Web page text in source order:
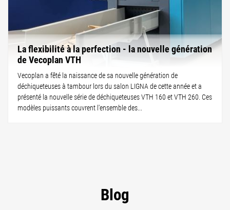
La flexibilité à la perfection - la nouvelle génération
de Vecoplan VTH
Vecoplan a fêté la naissance de sa nouvelle génération de
déchiqueteuses à tambour lors du salon LIGNA de cette année et a
présenté la nouvelle série de déchiqueteuses VTH 160 et VTH 260. Ces
modèles puissants couvrent l'ensemble des...
Blog